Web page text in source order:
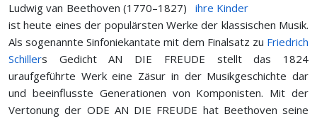
Ludwig van Beethoven (1770–1827)
ist heute eines der populärsten Werke der klassischen Musik.
Als sogenannte Sinfoniekantate mit dem Finalsatz zu Friedrich
Schillers Gedicht AN DIE FREUDE stellt das 1824
uraufgeführte Werk eine Zäsur in der Musikgeschichte dar
und beeinflusste Generationen von Komponisten. Mit der
Vertonung der ODE AN DIE FREUDE hat Beethoven seine